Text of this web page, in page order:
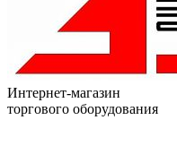
Интернет-магазин
торгового оборудования